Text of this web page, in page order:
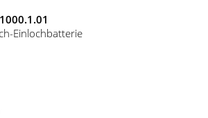
Einlochbatterie